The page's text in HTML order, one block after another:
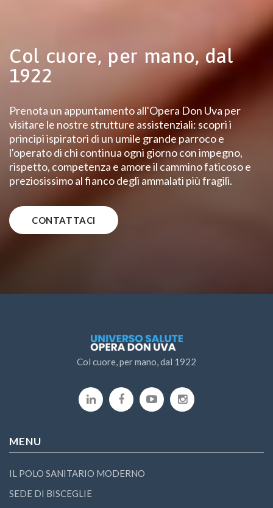
Col cuore, per mano, dal
1922
Prenota un appuntamento all'Opera Don Uva per
visitare le nostre strutture assistenziali: scopri i
principi ispiratori di un umile grande parroco e
l'operato di chi continua ogni giorno con impegno,
rispetto, competenza e amore il cammino faticoso e
preziosissimo al fianco degli ammalati più fragili.
CONTATTACI
Col cuore, per mano, dal 1922
MENU
IL POLO SANITARIO MODERNO
SEDE DI BISCEGLIE